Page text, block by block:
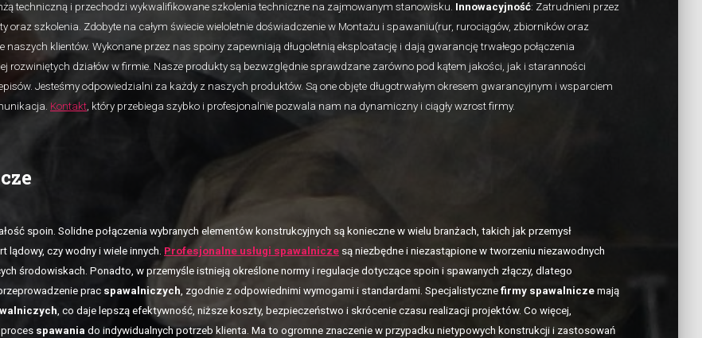
techniczną i przechodzi wykwalifikowane szkolenia techniczne na zajmowanym stanowisku. Innowacyjność: Zatrudnieni przez
szkolenia. Zdobyte na całym świecie wieloletnie doświadczenie w Montażu i spawaniu(rur, rurociągów, zbiorników oraz
klientów. Wykonane przez nas spoiny zapewniają długoletnią eksploatację i dają gwarancję trwałego połączenia
rozwiniętych działów w firmie. Nasze produkty są bezwzględnie sprawdzane zarówno pod kątem jakości, jak i staranności
Jesteśmy odpowiedzialni za każdy z naszych produktów. Są one objęte długotrwałym okresem gwarancyjnym i wsparciem
Kontakt, który przebiega szybko i profesjonalnie pozwala nam na dynamiczny i ciągły wzrost firmy.
spoin. Solidne połączenia wybranych elementów konstrukcyjnych są konieczne w wielu branżach, takich jak przemysł
czy wodny i wiele innych. Profesjonalne usługi spawalnicze są niezbędne i niezastąpione w tworzeniu niezawodnych
środowiskach. Ponadto, w przemyśle istnieją określone normy i regulacje dotyczące spoin i spawanych złączy, dlatego
prac spawalniczych, zgodnie z odpowiednimi wymogami i standardami. Specjalistyczne firmy spawalnicze mają
, co daje lepszą efektywność, niższe koszty, bezpieczeństwo i skrócenie czasu realizacji projektów. Co więcej,
spawania do indywidualnych potrzeb klienta. Ma to ogromne znaczenie w przypadku nietypowych konstrukcji i zastosowań